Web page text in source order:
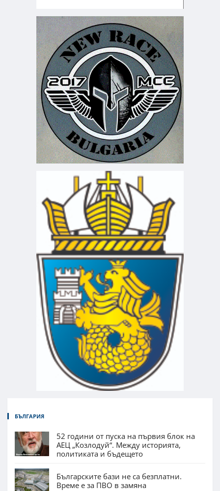
БЪЛГАРИЯ
52 години от пуска на първия блок на
АЕЦ „Козлодуй“. Между историята,
политиката и бъдещето
Българските бази не са безплатни.
Време е за ПВО в замяна